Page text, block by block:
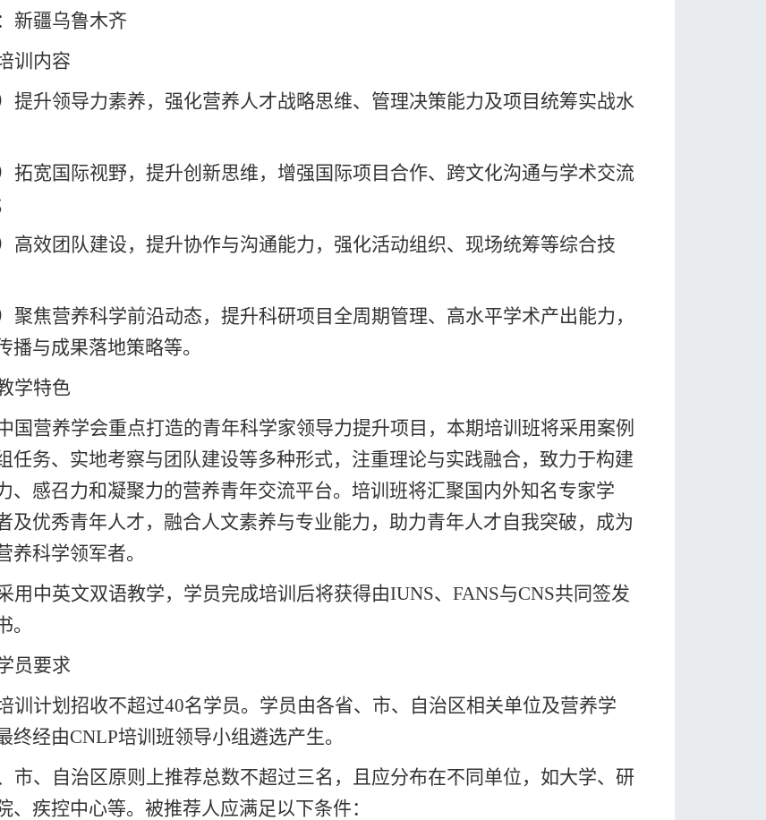
新疆乌鲁木齐
训内容
）提升领导力素养，强化营养人才战略思维、管理决策能力及项目统筹实战水
）拓宽国际视野，提升创新思维，增强国际项目合作、跨文化沟通与学术交流
高效团队建设， 提升协作与沟通能力，强化活动组织、现场统筹等综合技
聚焦营养科学前沿动态， 提升科研项目全周期管理、高水平学术产出能力，
播与成果落地策略等。
学特色
国营养学会重点打造的青年科学家领导力提升项目，本期培训班将采用案例
任务、实地考察与团队建设等多种形式，注重理论与实践融合，致力于构建
、感召力和凝聚力的营养青年交流平台。培训班将汇聚国内外知名专家学
及优秀青年人才，融合人文素养与专业能力，助力青年人才自我突破，成为
养科学领军者。
用中英文双语教学，学员完成培训后将获得由IUNS、FANS与CNS共同签发
。
员要求
训 计划 招收不超过40名学员。 学员由各省、 市、 自治区相关单位及营养学
终经由CNLP培训班领导小组遴选产生。
市、自治区原则上推荐总数不超过三名 ， 且应分布在不同单位， 如大学、研
、疾控中心等。 被推荐人应满足以下条件：